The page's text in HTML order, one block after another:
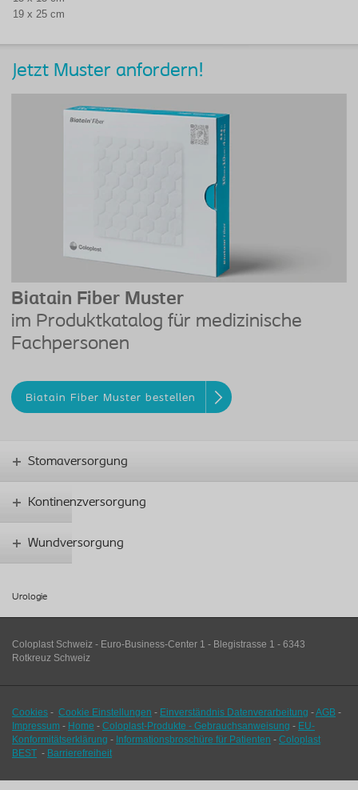
19 x 25 cm
Jetzt Muster anfordern!
Biatain Fiber Muster
im Produktkatalog für medizinische
Fachpersonen
Biatain Fiber Muster bestellen
Stomaversorgung
Kontinenzversorgung
Wundversorgung
Urologie
Coloplast Schweiz - Euro-Business-Center 1 - Blegistrasse 1 - 6343
Rotkreuz Schweiz
Cookies - Cookie Einstellungen - Einverständnis Datenverarbeitung -AGB -
Impressum - Home - Coloplast-Produkte - Gebrauchsanweisung - EU-
Konformitätserklärung - Informationsbroschüre für Patienten - Coloplast
BEST - Barrierefreiheit